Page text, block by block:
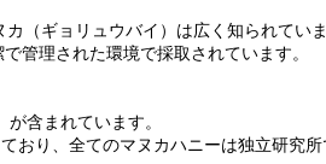
（ギョリュウバイ）は広く知られていま
管理された環境で採取されています。
含まれています。
おり、全てのマヌカハニーは独立研究